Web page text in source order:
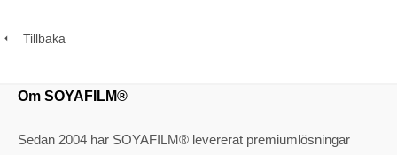
Tillbaka
Om SOYAFILM®
Sedan 2004 har SOYAFILM® levererat premiumlösningar